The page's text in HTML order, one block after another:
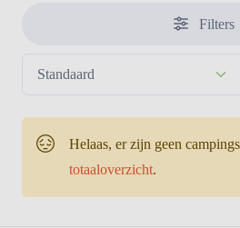
Filters
Helaas, er zijn geen
totaaloverzicht.